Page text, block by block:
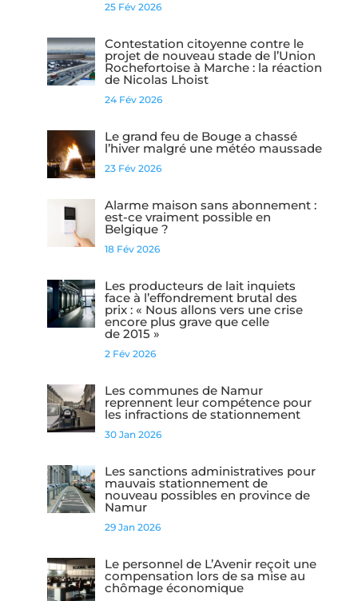
25 Fév 2026
Contestation citoyenne contre le
projet de nouveau stade de l’Union
Rochefortoise à Marche : la réaction
de Nicolas Lhoist
24 Fév 2026
Le grand feu de Bouge a chassé
l’hiver malgré une météo maussade
23 Fév 2026
Alarme maison sans abonnement :
est-ce vraiment possible en
Belgique ?
18 Fév 2026
Les producteurs de lait inquiets
face à l’effondrement brutal des
prix : « Nous allons vers une crise
encore plus grave que celle
de 2015 »
2 Fév 2026
Les communes de Namur
reprennent leur compétence pour
les infractions de stationnement
30 Jan 2026
Les sanctions administratives pour
mauvais stationnement de
nouveau possibles en province de
Namur
29 Jan 2026
Le personnel de L’Avenir reçoit une
compensation lors de sa mise au
chômage économique